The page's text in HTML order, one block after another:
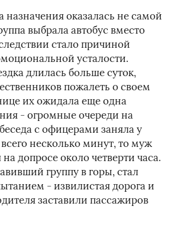
назначения оказалась не самой
выбрала автобус вместо
стало причиной
усталости.
длилась больше суток,
пожалеть о своем
их ожидала еще одна
- огромные очереди на
с офицерами заняла у
несколько минут, то муж
допросе около четверти часа.
группу в горы, стал
- извилистая дорога и
заставили пассажиров